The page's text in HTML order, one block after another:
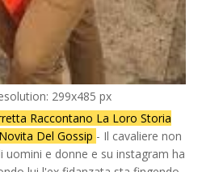
299x485 px
Raccontano La Loro Storia
Del Gossip - Il cavaliere non
uomini e donne e su instagram ha